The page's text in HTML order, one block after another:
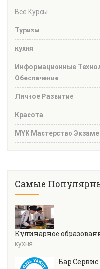
Все Курсы
Туризм
кухня
Информационные
Обеспечение
Личное Развитие
Красота
MYK Мастерство
Самые
Кулинарное
кухня
Бар